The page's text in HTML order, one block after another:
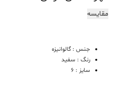
مقایسه
جنس : گالوانیزه
رنگ : سفید
سایز : 6